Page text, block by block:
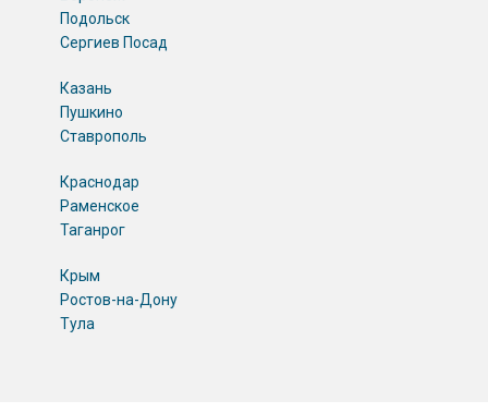
Подольск
Сергиев Посад
Казань
Пушкино
Ставрополь
Краснодар
Раменское
Таганрог
Крым
Ростов-на-Дону
Тула